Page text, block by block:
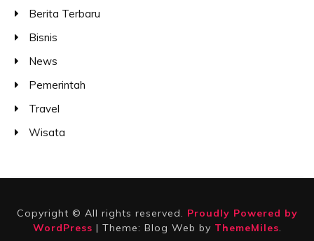
Berita Terbaru
Bisnis
News
Pemerintah
Travel
Wisata
Copyright © All rights reserved. Proudly Powered by
WordPress | Theme: Blog Web by ThemeMiles.